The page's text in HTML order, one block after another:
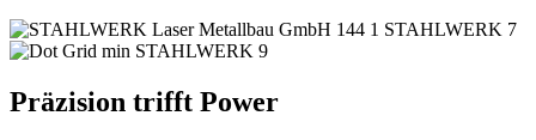
Präzision trifft Power​